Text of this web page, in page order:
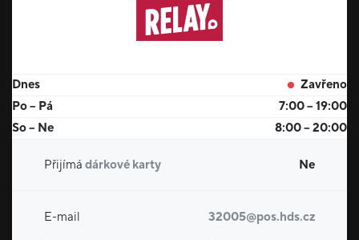
Dnes
Zavřeno
Po – Pá
7:00 – 19:00
So – Ne
8:00 – 20:00
Přijímá dárkové karty Ne
E-mail
32005@pos.hds.cz